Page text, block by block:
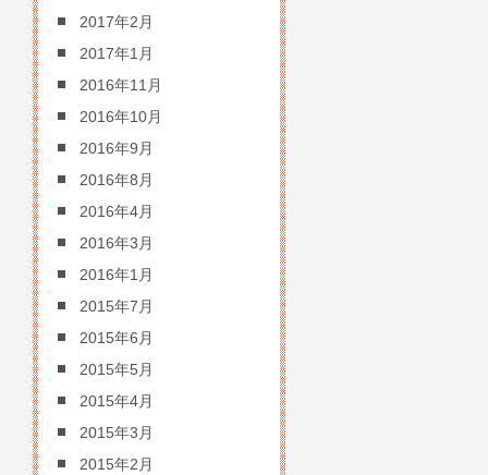
2017年2月
2017年1月
2016年11月
2016年10月
2016年9月
2016年8月
2016年4月
2016年3月
2016年1月
2015年7月
2015年6月
2015年5月
2015年4月
2015年3月
2015年2月